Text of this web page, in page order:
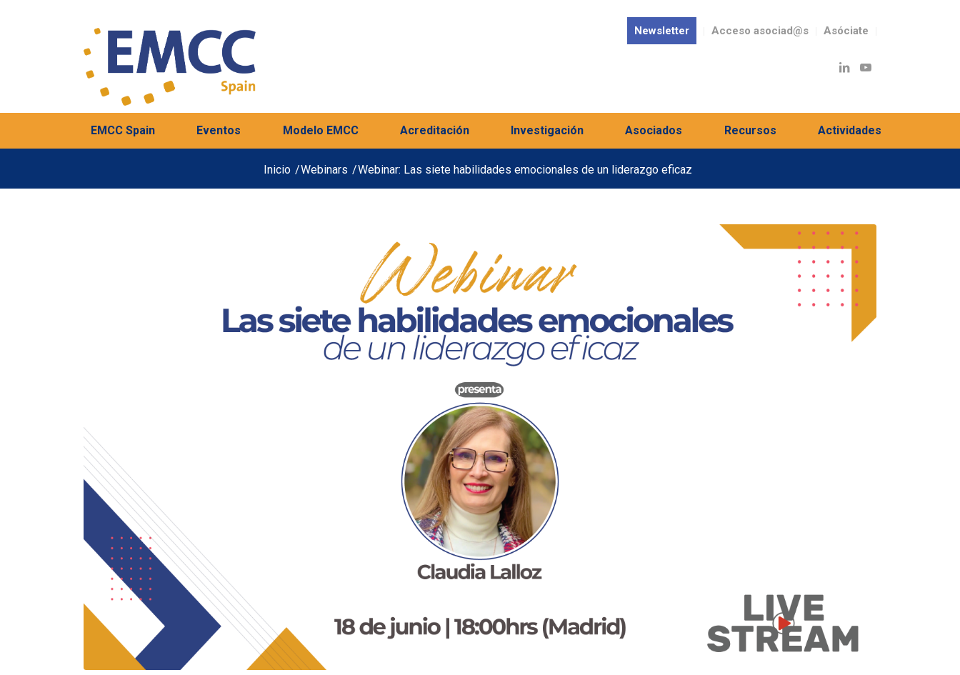
Newsletter Acceso asociad@s Asóciate
EMCC Spain Eventos Modelo EMCC Acreditación Investigación Asociados Recursos Actividades
Inicio /Webinars /Webinar: Las siete habilidades emocionales de un liderazgo eficaz